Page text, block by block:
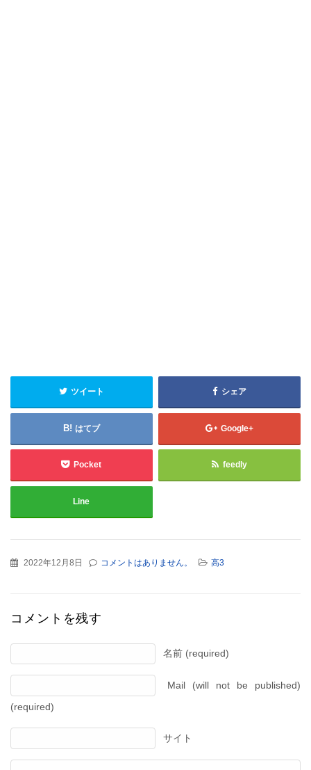
ツイート シェア
はてブ Google+
Pocket feedly
Line
2022年12月8日 コメントはありません。 高3
コメントを残す
名前 (required)
Mail (will not be published)
(required)
サイト